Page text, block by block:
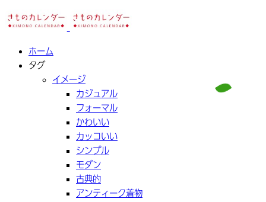
ホーム
タグ
イメージ
カジュアル
フォーマル
かわいい
カッコいい
シンプル
モダン
古典的
アンティーク着物